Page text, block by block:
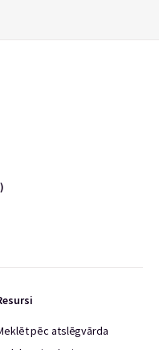
pēc atslēgvārda